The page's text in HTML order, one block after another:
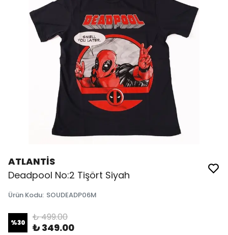
ATLANTİS
Deadpool No:2 Tişört Siyah
Ürün Kodu: SOUDEADP06M
%30 ₺ 499.00
₺ 349.00